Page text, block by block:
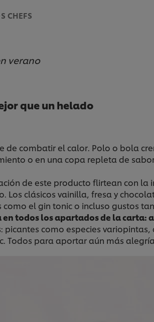
CHEFS
verano
que un helado
de combatir el calor. Polo o bola
o en una copa repleta de
de este producto flirtean con
Los clásicos vainilla, fresa y
el gin tonic o incluso gustos
en todos los apartados de la carta:
picantes como especies
Todos para aportar aún más